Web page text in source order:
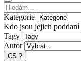
Kategorie
Kdo jsou jejich poddaní
Tagy
Autor
CS ?